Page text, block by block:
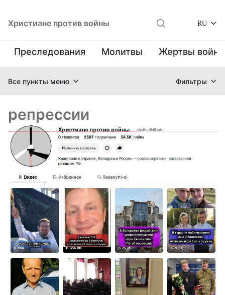
Христиане против войны RU
Преследования Молитвы Жертвы
Все пункты меню Фильтры
репрессии